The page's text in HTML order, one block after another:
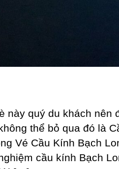
này quý du khách nên
thể bỏ qua đó là
Vé Cầu Kính Bạch
cầu kính Bạch